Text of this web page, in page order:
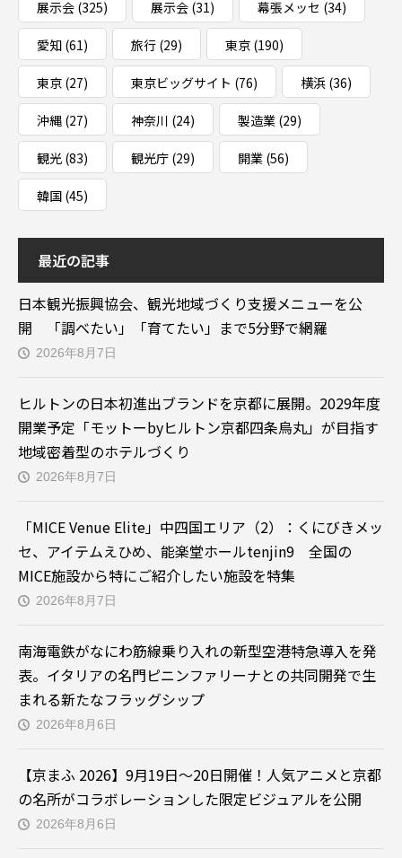
展示会 (325) 展示会 (31) 幕張メッセ (34)
愛知 (61) 旅行 (29) 東京 (190)
東京 (27) 東京ビッグサイト (76) 横浜 (36)
沖縄 (27) 神奈川 (24) 製造業 (29)
観光 (83) 観光庁 (29) 開業 (56)
韓国 (45)
最近の記事
日本観光振興協会、観光地域づくり支援メニューを公
開 「調べたい」「育てたい」まで5分野で網羅
2026年8月7日
ヒルトンの日本初進出ブランドを京都に展開。2029年度
開業予定「モットーbyヒルトン京都四条烏丸」が目指す
地域密着型のホテルづくり
2026年8月7日
「MICE Venue Elite」中四国エリア（2）：くにびきメッ
セ、アイテムえひめ、能楽堂ホールtenjin9 全国の
MICE施設から特にご紹介したい施設を特集
2026年8月7日
南海電鉄がなにわ筋線乗り入れの新型空港特急導入を発
表。イタリアの名門ピニンファリーナとの共同開発で生
まれる新たなフラッグシップ
2026年8月6日
【京まふ 2026】9月19日～20日開催！人気アニメと京都
の名所がコラボレーションした限定ビジュアルを公開
2026年8月6日